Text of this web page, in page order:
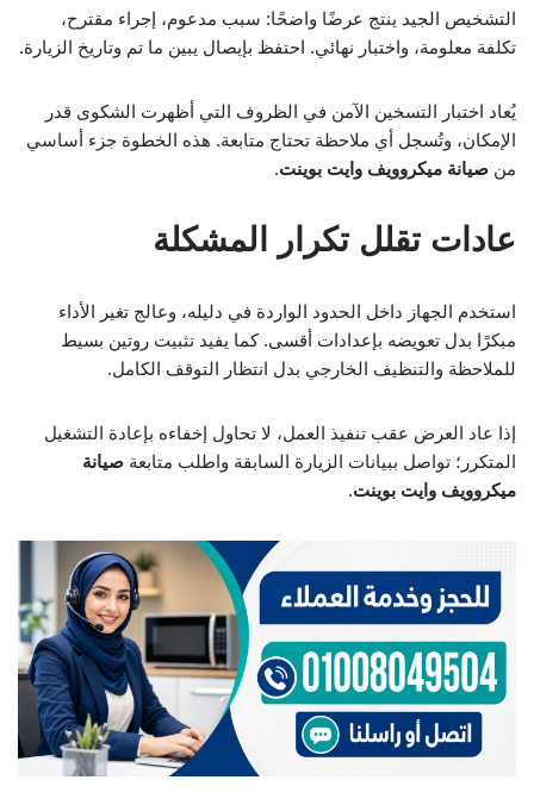
التشخيص الجيد ينتج عرضًا واضحًا: سبب مدعوم، إجراء مقترح،
تكلفة معلومة، واختبار نهائي. احتفظ بإيصال يبين ما تم وتاريخ الزيارة.
يُعاد اختبار التسخين الآمن في الظروف التي أظهرت الشكوى قدر
الإمكان، وتُسجل أي ملاحظة تحتاج متابعة. هذه الخطوة جزء أساسي
من صيانة ميكروويف وايت بوينت.
عادات تقلل تكرار المشكلة
استخدم الجهاز داخل الحدود الواردة في دليله، وعالج تغير الأداء
مبكرًا بدل تعويضه بإعدادات أقسى. كما يفيد تثبيت روتين بسيط
للملاحظة والتنظيف الخارجي بدل انتظار التوقف الكامل.
إذا عاد العرض عقب تنفيذ العمل، لا تحاول إخفاءه بإعادة التشغيل
المتكرر؛ تواصل ببيانات الزيارة السابقة واطلب متابعة صيانة
ميكروويف وايت بوينت.